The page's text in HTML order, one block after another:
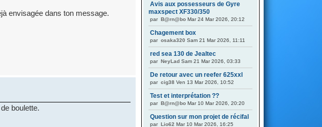
envisagée dans ton message.
boulette.
Avis aux possesseurs de Gyre
maxspect XF330/350
par B@rn@bo Mar 24 Mar 2026, 20:12
Chagement box
par osaka320 Sam 21 Mar 2026, 11:11
red sea 130 de Jealtec
par NeyLad Sam 21 Mar 2026, 03:33
De retour avec un reefer 625xxl
par cig38 Ven 13 Mar 2026, 10:52
Test et interprétation ??
par B@rn@bo Mar 10 Mar 2026, 20:20
Question sur mon projet de récifal
par Lio62 Mar 10 Mar 2026, 16:25